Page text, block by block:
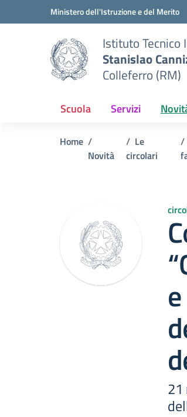
Vai ai contenuti
Vai al menu di navigazioneMinistero dell'Istruzione e del Merito
Istituto
Stanislao
Colleferro (RM)
Scuola Servizi
Home
Novità
Le
circolari
21